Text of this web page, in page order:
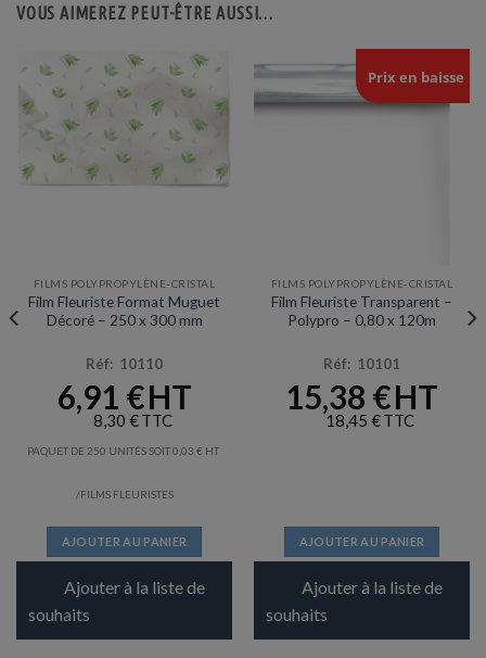
VOUS AIMEREZ PEUT-ÊTRE AUSSI…
FILMS POLYPROPYLÈNE-CRISTAL
Film Fleuriste Format Muguet
Décoré – 250 x 300 mm
Réf: 10110
6,91 €
8,30 €
PAQUET DE 250 UNITÉS SOIT0,03 €
/FILMS FLEURISTES
AJOUTER AU PANIER
Ajouter à la liste de
souhaits
Prix en baisse
FILMS POLYPROPYLÈNE-CRISTAL
Film Fleuriste Transparent –
Polypro – 0,80 x 120m
Réf: 10101
15,38 €
18,45 €
AJOUTER AU PANIER
Ajouter à la liste de
souhaits